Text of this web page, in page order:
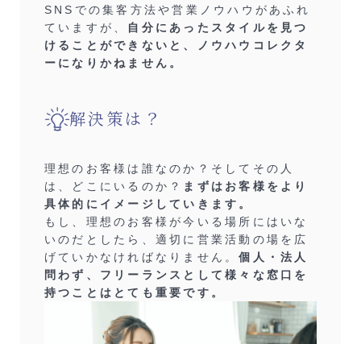
SNSでの集客方法や営業ノウハウがあふれ
ていますが、 自分にあったスタイルを見つ
けることができないと、ノウハウコレクタ
ーになりかねません。
解決策は？
理想のお客様は誰なのか？そしてその人
は、どこにいるのか？ まずはお客様をより
具体的にイメージしていきます。
もし、理想のお客様が今いる場所にはいな
いのだとしたら、適切に営業活動の場を広
げていかなければなりません。個人・法人
問わず、フリーランスとして様々な窓口を
持つことはとても重要です。